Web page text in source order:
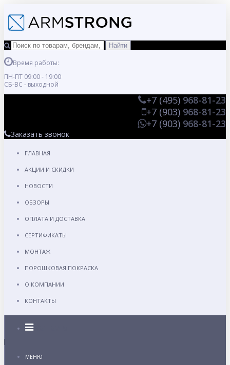
Время работы:
ПН-ПТ 09:00 - 19:00
СБ-ВС - выходной
+7 (495) 968-81-23
+7 (903) 968-81-23
+7 (903) 968-81-23
Заказать звонок
ГЛАВНАЯ
АКЦИИ И СКИДКИ
НОВОСТИ
ОБЗОРЫ
ОПЛАТА И ДОСТАВКА
СЕРТИФИКАТЫ
МОНТАЖ
ПОРОШКОВАЯ ПОКРАСКА
О КОМПАНИИ
КОНТАКТЫ
Каталог
МЕНЮ